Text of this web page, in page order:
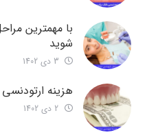
با مهمترین
شوید
هزینه